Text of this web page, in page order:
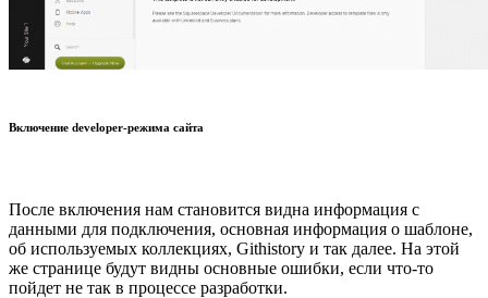
Включение developer-режима сайта
После включения нам становится видна информация с
данными для подключения, основная информация о шаблоне,
об используемых коллекциях, Githistory и так далее. На этой
же странице будут видны основные ошибки, если что-то
пойдет не так в процессе разработки.